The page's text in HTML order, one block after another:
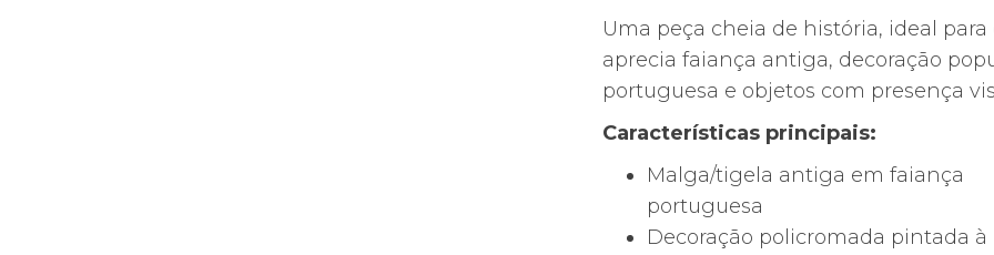
Uma peça cheia de história, ideal para
aprecia faiança antiga, decoração
portuguesa e objetos com presença
Características principais:
Malga/tigela antiga em faiança
portuguesa
Decoração policromada pintada à